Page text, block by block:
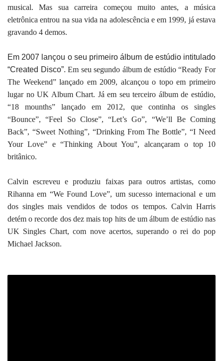
musical. Mas sua carreira começou muito antes, a música
eletrônica entrou na sua vida na adolescência e em 1999, já estava
gravando 4 demos.
Em 2007 lançou o seu primeiro álbum de estúdio intitulado
“Created Disco”.Em seu segundo álbum de estúdio “Ready For
The Weekend” lançado em 2009, alcançou o topo em primeiro
lugar no UK Album Chart. Já em seu terceiro álbum de estúdio,
“18 mounths” lançado em 2012, que continha os singles
“Bounce”, “Feel So Close”, “Let’s Go”, “We’ll Be Coming
Back”, “Sweet Nothing”, “Drinking From The Bottle”, “I Need
Your Love” e “Thinking About You”, alcançaram o top 10
britânico.
Calvin escreveu e produziu faixas para outros artistas, como
Rihanna em “We Found Love”, um sucesso internacional e um
dos singles mais vendidos de todos os tempos. Calvin Harris
detém o recorde dos dez mais top hits de um álbum de estúdio nas
UK Singles Chart, com nove acertos, superando o rei do pop
Michael Jackson.